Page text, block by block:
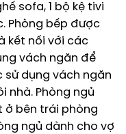
sofa, 1 bộ kệ tivi
Phòng bếp được
kết nối với các
vách ngăn để
sử dụng vách ngăn
nhà. Phòng ngủ
ở bên trái phòng
ngủ dành cho vợ